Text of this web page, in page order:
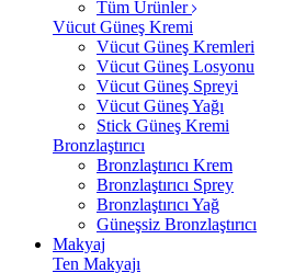
Tüm Ürünler
Vücut Güneş Kremi
Vücut Güneş Kremleri
Vücut Güneş Losyonu
Vücut Güneş Spreyi
Vücut Güneş Yağı
Stick Güneş Kremi
Bronzlaştırıcı
Bronzlaştırıcı Krem
Bronzlaştırıcı Sprey
Bronzlaştırıcı Yağ
Güneşsiz Bronzlaştırıcı
Makyaj
Ten Makyajı